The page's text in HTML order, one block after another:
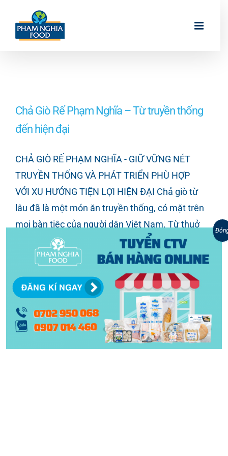
content
Chả Giò Rế Phạm Nghĩa – Từ truyền thống
đến hiện đại
CHẢ GIÒ RẾ PHẠM NGHĨA - GIỮ VỮNG NÉT
TRUYỀN THỐNG VÀ PHÁT TRIỂN PHÙ HỢP
VỚI XU HƯỚNG TIỆN LỢI HIỆN ĐẠI Chả giò từ
lâu đã là một món ăn truyền thống, có mặt trên
mọi bàn tiệc của người dân Việt Nam. Từ thuở
bé, có đứa trẻ nào mà chưa từng được thử qua
chả giò rế. Mà một khi đã thử, chắc chắn bạn
nhỏ nào cũng sẽ bị xao xuyến bởi hương vị đặc
trưng lại dễ ăn của chả giò, một món ăn theo ta
trên chặng đường lớn lên. Chả giò rế Phạm
Nghĩa cũng đang trên con đường thực hiện sứ
mệnh đó. Chả giò rế Phạm Nghĩa giữ vững...